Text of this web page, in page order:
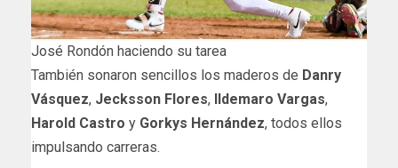
José Rondón haciendo su tarea
También sonaron sencillos los maderos de Danry
Vásquez, Jecksson Flores, Ildemaro Vargas,
Harold Castro y Gorkys Hernández, todos ellos
impulsando carreras.